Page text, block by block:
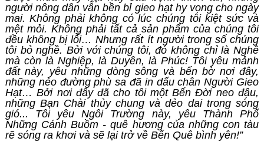
người nông dân vẫn bền bỉ gieo hạt hy vọng cho ngày
mai. Không phải không có lúc chúng tôi kiệt sức và
mệt mỏi. Không phải tất cả sản phẩm của chúng tôi
đều không bị lỗi… Nhưng rất ít người trong số chúng
tôi bỏ nghề. Bởi với chúng tôi, đó không chỉ là Nghề
mà còn là Nghiệp, là Duyên, là Phúc! Tôi yêu mảnh
đất này, yêu những dòng sông và bến bờ nơi đây,
những nẻo đường phù sa đã in dấu chân Người Gieo
Hạt… Bởi nơi đây đã cho tôi một Bến Đời neo đậu,
những Bạn Chài thủy chung và dẻo dai trong sóng
gió... Tôi yêu Ngôi Trường này, yêu Thành Phố
Những Cánh Buồm - quê hương của những con tàu
rẽ sóng ra khơi và sẽ lại trở về Bến Quê bình yên!”